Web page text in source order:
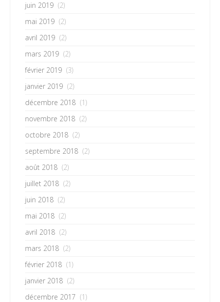
juin 2019 (2)
mai 2019 (2)
avril 2019 (2)
mars 2019 (2)
février 2019 (3)
janvier 2019 (2)
décembre 2018 (1)
novembre 2018 (2)
octobre 2018 (2)
septembre 2018 (2)
août 2018 (2)
juillet 2018 (2)
juin 2018 (2)
mai 2018 (2)
avril 2018 (2)
mars 2018 (2)
février 2018 (1)
janvier 2018 (2)
décembre 2017 (1)